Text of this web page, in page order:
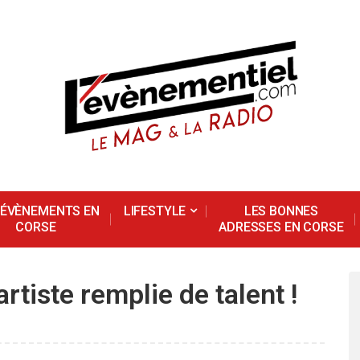
EN
CORSE
LIFESTYLE
LES BONNES
ADRESSES EN CORSE
remplie de talent !